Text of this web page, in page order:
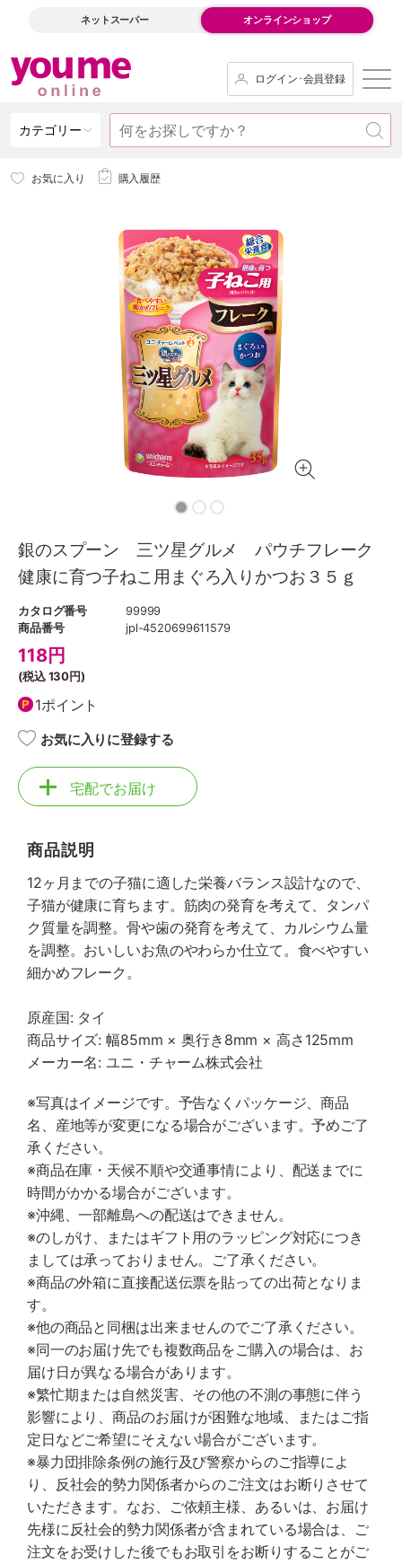
ネットスーパー オンラインショップ
ログイン･会員登録
カテゴリー
お気に入り 購入履歴
銀のスプーン 三ツ星グルメ パウチフレーク
健康に育つ子ねこ用まぐろ入りかつお３５ｇ
カタログ番号
99999
商品番号
jpl-4520699611579
118円
(税込130円)
1ポイント
お気に入りに登録する
宅配でお届け
商品説明
12ヶ月までの子猫に適した栄養バランス設計なので、
子猫が健康に育ちます。筋肉の発育を考えて、タンパ
ク質量を調整。骨や歯の発育を考えて、カルシウム量
を調整。おいしいお魚のやわらか仕立て。食べやすい
細かめフレーク。
原産国: タイ
商品サイズ: 幅85mm × 奥行き8mm × 高さ125mm
メーカー名: ユニ・チャーム株式会社
※写真はイメージです。予告なくパッケージ、商品
名、産地等が変更になる場合がございます。予めご了
承ください。
※商品在庫・天候不順や交通事情により、配送までに
時間がかかる場合がございます。
※沖縄、一部離島への配送はできません。
※のしがけ、またはギフト用のラッピング対応につき
ましては承っておりません。ご了承ください。
※商品の外箱に直接配送伝票を貼っての出荷となりま
す。
※他の商品と同梱は出来ませんのでご了承ください。
※同一のお届け先でも複数商品をご購入の場合は、お
届け日が異なる場合があります。
※繁忙期または自然災害、その他の不測の事態に伴う
影響により、商品のお届けが困難な地域、またはご指
定日などご希望にそえない場合がございます。
※暴力団排除条例の施行及び警察からのご指導によ
り、反社会的勢力関係者からのご注文はお断りさせて
いただきます。なお、ご依頼主様、あるいは、お届け
先様に反社会的勢力関係者が含まれている場合は、ご
注文をお受けした後でもお取引をお断りすることがご